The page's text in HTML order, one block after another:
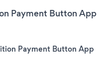
Payment Button App
Payment Button App